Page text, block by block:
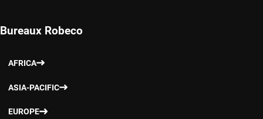
Bureaux Robeco
AFRICA
ASIA-PACIFIC
EUROPE